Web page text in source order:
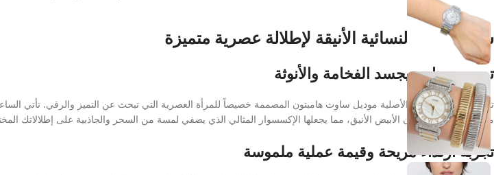
ساعة جيس النسائية الأنيقة لإطلالة عصرية متميزة
تصميم ساحر يجسد الفخامة والأنوثة
تألقي مع ساعة جيس الأصلية موديل ساوث هامبتون المصممة خصيصاً للمرأة العصرية التي تبحث عن التميز والرقي. تأتي
معصمك، مع مينا باللون الأبيض الأنيق، مما يجعلها الإكسسوار المثالي الذي يضفي لمسة من السحر والجاذبية على إطلالاتك
تجربة ارتداء مريحة وقيمة عملية ملموسة